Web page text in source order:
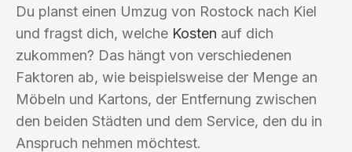
Du planst einen Umzug von Rostock nach Kiel
und fragst dich, welche Kosten auf dich
zukommen? Das hängt von verschiedenen
Faktoren ab, wie beispielsweise der Menge an
Möbeln und Kartons, der Entfernung zwischen
den beiden Städten und dem Service, den du in
Anspruch nehmen möchtest.